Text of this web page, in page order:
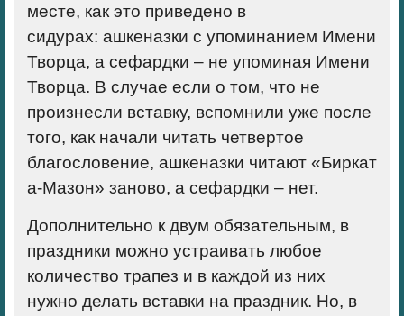
месте, как это приведено в
сидурах: ашкеназки с упоминанием Имени
Творца, а сефардки – не упоминая Имени
Творца. В случае если о том, что не
произнесли вставку, вспомнили уже после
того, как начали читать четвертое
благословение, ашкеназки читают «Биркат
а-Мазон» заново, а сефардки – нет.
Дополнительно к двум обязательным, в
праздники можно устраивать любое
количество трапез и в каждой из них
нужно делать вставки на праздник. Но, в